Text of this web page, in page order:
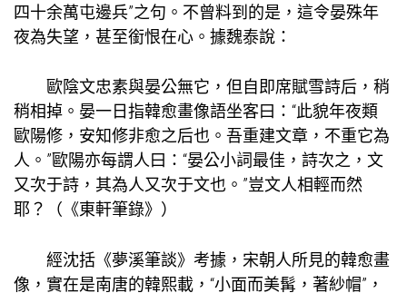
四十余萬屯邊兵”之句。不曾料到的是，這令晏殊年
夜為失望，甚至銜恨在心。據魏泰說：
歐陰文忠素與晏公無它，但自即席賦雪詩后，稍
稍相掉。晏一日指韓愈畫像語坐客曰：“此貌年夜類
歐陽修，安知修非愈之后也。吾重建文章，不重它為
人。”歐陽亦每謂人曰：“晏公小詞最佳，詩次之，文
又次于詩，其為人又次于文也。”豈文人相輕而然
耶？（《東軒筆錄》）
經沈括《夢溪筆談》考據，宋朝人所見的韓愈畫
像，實在是南唐的韓熙載，“小面而美髯，著紗帽”，